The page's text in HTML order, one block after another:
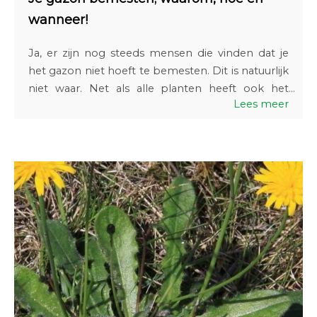
langer om je boom zit het is verstandig deze af
en toe open te risten om de binnenkant te
in de hoes. Vocht kan namelijk zorgen voor
schimmel. Volg onderstaande stappen om jouw
olijf- of palmboom te beschermen Boom met
Boom met dunne stam in de volle grond: Wikkel
een warmtekabel rondom de stam; Wikkel
vervolgens een laag noppenfolie om de stam;
Doe als laatste een beschermhoes (boomjas) om
de kroon. Boom in een pot: Indien de pot
verplaatsbaar is, kun je deze het beste in een
vorstvrije garage of schuur plaatsen. De olijfboom
is dan voldoende beschermd. Indien de pot niet
verplaatsbaar is, wikkel je om de stam en kluit
wanneer!
Ja, er zijn nog steeds mensen die vinden dat je
het gazon niet hoeft te bemesten. Dit is natuurlijk
niet waar. Net als alle planten heeft ook het
gazon genoeg voedingstoffen nodig om te
gazon bemesten? Zoals hierboven al wordt
beschreven moet je gazon voldoende
voedingsstoffen krijgen om goed te kunnen
groeien. Je gazon moet na elke maaibeurt weer
genoeg power hebben om te groeien. Want,
met elke maaibeurt verwijder je ook
voedingstoffen uit het gazon! Gazon bemesten
heeft alleen maar voordelen: Een donkergroene
kleur; Een gezonde groei; Een goede weerstand
Lees meer